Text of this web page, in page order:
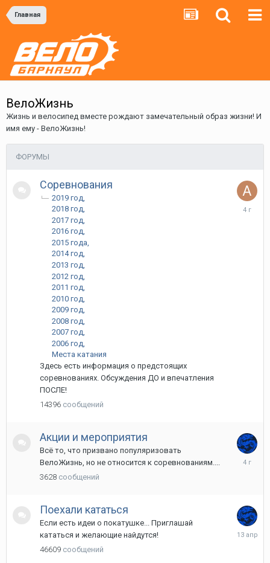
Главная
ВелоЖизнь
Жизнь и велосипед вместе рождают замечательный образ жизни! И
имя ему - ВелоЖизнь!
ФОРУМЫ
Соревнования
2019 год
2018 год
2017 год
2016 год
2015 года
2014 год
2013 год
2012 год
2011 год
2010 год
2009 год
2008 год
2007 год
2006 год
Места катания
Здесь есть информация о предстоящих
соревнованиях. Обсуждения ДО и впечатления
ПОСЛЕ!
14396 сообщений
Акции и мероприятия
Всё то, что призвано популяризовать
ВелоЖизнь, но не относится к соревнованиям....
3628 сообщений
23
Поехали кататься
Если есть идеи о покатушке... Приглашай
кататься и желающие найдутся!
46609 сообщений
13